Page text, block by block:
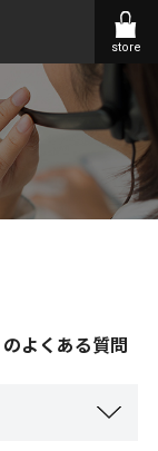
store
よくある質問